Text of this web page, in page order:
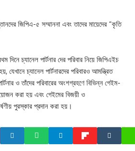
জিপিএ-৫ সম্মাননা এবং তাদের মায়েদের “কৃতি
দিনে চ্যানেল পার্টনার দের পরিবার নিয়ে জিপিএইচ
যেখানে চ্যানেল পার্টনারদের পরিবারও আমন্ত্রিত
ও তাঁদের পরিবারের অংশগ্রহণে বিভিন্ন গেইম-
করা হয় এবং গেইমের বিজয়ী ও
পুরস্কার প্রদান করা হয়।